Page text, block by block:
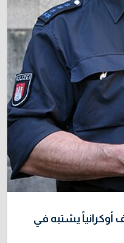
أوكرانياً يشتبه في